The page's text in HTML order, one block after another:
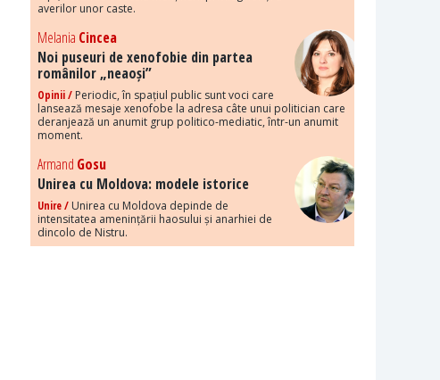
averilor unor caste.
Melania Cincea
Noi puseuri de xenofobie din partea
românilor „neaoși”
Opinii / Periodic, în spațiul public sunt voci care
lansează mesaje xenofobe la adresa câte unui politician care
deranjează un anumit grup politico-mediatic, într-un anumit
moment.
Armand Gosu
Unirea cu Moldova: modele istorice
Unire / Unirea cu Moldova depinde de
intensitatea amenințării haosului și anarhiei de
dincolo de Nistru.